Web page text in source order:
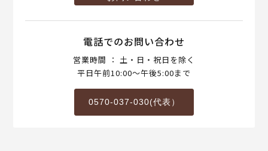
電話でのお問い合わせ
営業時間 ： 土・日・祝日を除く
平日午前10:00～午後5:00まで
0570-037-030(代表）